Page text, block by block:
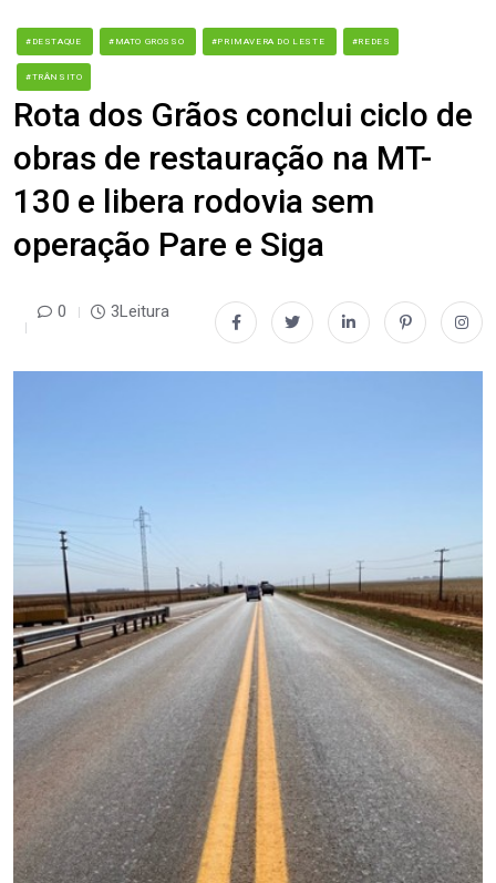
#DESTAQUE #MATO GROSSO #PRIMAVERA DO LESTE #REDES
#TRÂNSITO
Rota dos Grãos conclui ciclo de
obras de restauração na MT-
130 e libera rodovia sem
operação Pare e Siga
0 3Leitura